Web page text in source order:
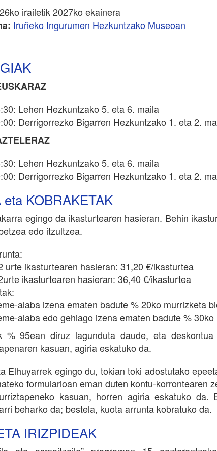
irailetik 2027ko ekainera
Iruñeko Ingurumen Hezkuntzako Museoan
Lehen Hezkuntzako 5. eta 6. maila
Derrigorrezko Bigarren Hezkuntzako 1. eta 2.
Lehen Hezkuntzako 5. eta 6. maila
Derrigorrezko Bigarren Hezkuntzako 1. eta 2.
eta KOBRAKETAK
egingo da ikasturtearen hasieran. Behin
edo itzultzea.
urte ikasturtearen hasieran: 31,20 €/ikasturtea
ikasturtearen hasieran: 36,40 €/ikasturtea
alaba izena ematen badute % 20ko murrizketa
alaba edo gehiago izena ematen badute %
% 95ean diruz lagunduta daude, eta
kasuan, agiria eskatuko da.
Elhuyarrek egingo du, tokian toki adostutako
formularioan eman duten kontu-korrontearen
kasuan, horren agiria eskatuko da.
beharko da; bestela, kuota arrunta kobratuko da.
IRIZPIDEAK